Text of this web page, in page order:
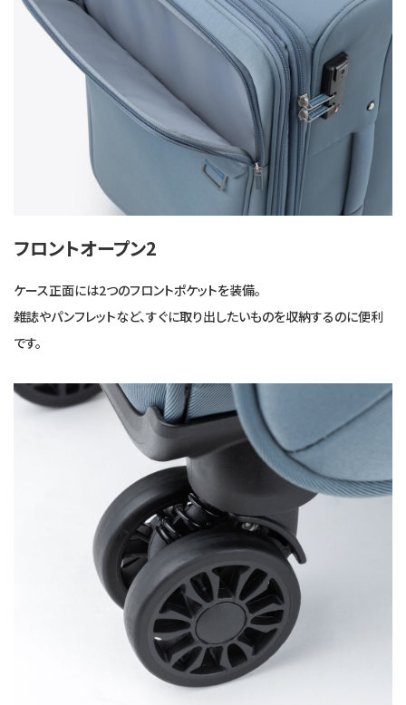
フロントオープン2
ケース正面には2つのフロントポケットを装備。
雑誌やパンフレットなど、すぐに取り出したいものを収納するのに便利
です。